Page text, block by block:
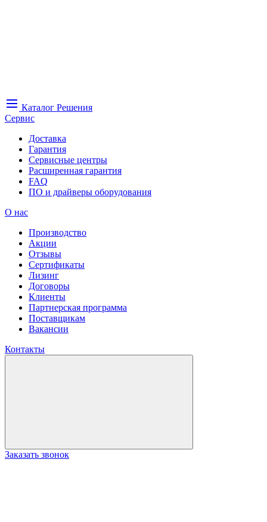
Каталог Решения
Сервис
Доставка
Гарантия
Сервисные центры
Расширенная гарантия
FAQ
ПО и драйверы оборудования
О нас
Производство
Акции
Отзывы
Сертификаты
Лизинг
Договоры
Клиенты
Партнерская программа
Поставщикам
Вакансии
Контакты
Заказать звонок